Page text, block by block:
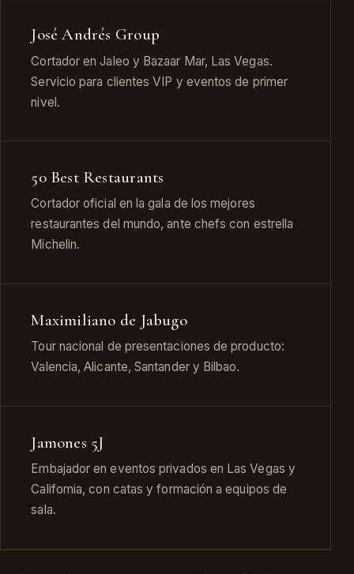
José Andrés Group
Cortador en Jaleo y Bazaar Mar, Las Vegas.
Servicio para clientes VIP y eventos de primer
nivel.
50 Best Restaurants
Cortador oficial en la gala de los mejores
restaurantes del mundo, ante chefs con estrella
Michelin.
Maximiliano de Jabugo
Tour nacional de presentaciones de producto:
Valencia, Alicante, Santander y Bilbao.
Jamones 5J
Embajador en eventos privados en Las Vegas y
California, con catas y formación a equipos de
sala.